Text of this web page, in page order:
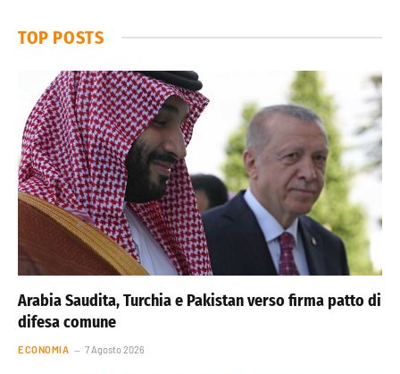
TOP POSTS
Arabia Saudita, Turchia e Pakistan verso firma patto di
difesa comune
ECONOMIA 7 Agosto 2026